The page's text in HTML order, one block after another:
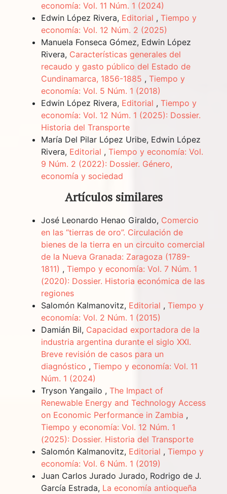
economía: Vol. 11 Núm. 1 (2024)
Edwin López Rivera, Editorial ,Tiempo y
economía: Vol. 12 Núm. 2 (2025)
Manuela Fonseca Gómez, Edwin López
Rivera, Características generales del
recaudo y gasto público del Estado de
Cundinamarca, 1856-1885 ,Tiempo y
economía: Vol. 5 Núm. 1 (2018)
Edwin López Rivera, Editorial ,Tiempo y
economía: Vol. 12 Núm. 1 (2025): Dossier.
Historia del Transporte
María Del Pilar López Uribe, Edwin López
Rivera, Editorial ,Tiempo y economía: Vol.
9 Núm. 2 (2022): Dossier. Género,
economía y sociedad
Artículos similares
José Leonardo Henao Giraldo, Comercio
en las “tierras de oro”. Circulación de
bienes de la tierra en un circuito comercial
de la Nueva Granada: Zaragoza (1789-
1811) ,Tiempo y economía: Vol. 7 Núm. 1
(2020): Dossier. Historia económica de las
regiones
Salomón Kalmanovitz, Editorial ,Tiempo y
economía: Vol. 2 Núm. 1 (2015)
Damián Bil, Capacidad exportadora de la
industria argentina durante el siglo XXI.
Breve revisión de casos para un
diagnóstico ,Tiempo y economía: Vol. 11
Núm. 1 (2024)
Tryson Yangailo ,The Impact of
Renewable Energy and Technology Access
on Economic Performance in Zambia ,
Tiempo y economía: Vol. 12 Núm. 1
(2025): Dossier. Historia del Transporte
Salomón Kalmanovitz, Editorial ,Tiempo y
economía: Vol. 6 Núm. 1 (2019)
Juan Carlos Jurado Jurado, Rodrigo de J.
García Estrada, La economía antioqueña